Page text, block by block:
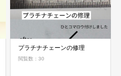
プラチナチェーンの修理
閲覧数：30